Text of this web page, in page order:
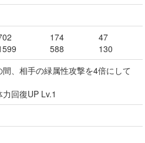
174
588
47
130
、相手の緑属性攻撃を4倍にして
回復UP Lv.1